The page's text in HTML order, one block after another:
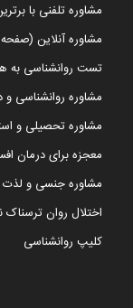
مشاوره تلفنی با
مشاوره آنلاین
تست روانشناسی به
مشاوره روانشناسی
مشاوره تحصیلی و
معجزه برای درمان
مشاوره جنسی و لذت
اختلال روان
کلیپ روانشناسی